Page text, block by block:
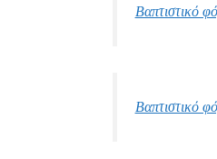
Βαπτιστικό
Βαπτιστικό